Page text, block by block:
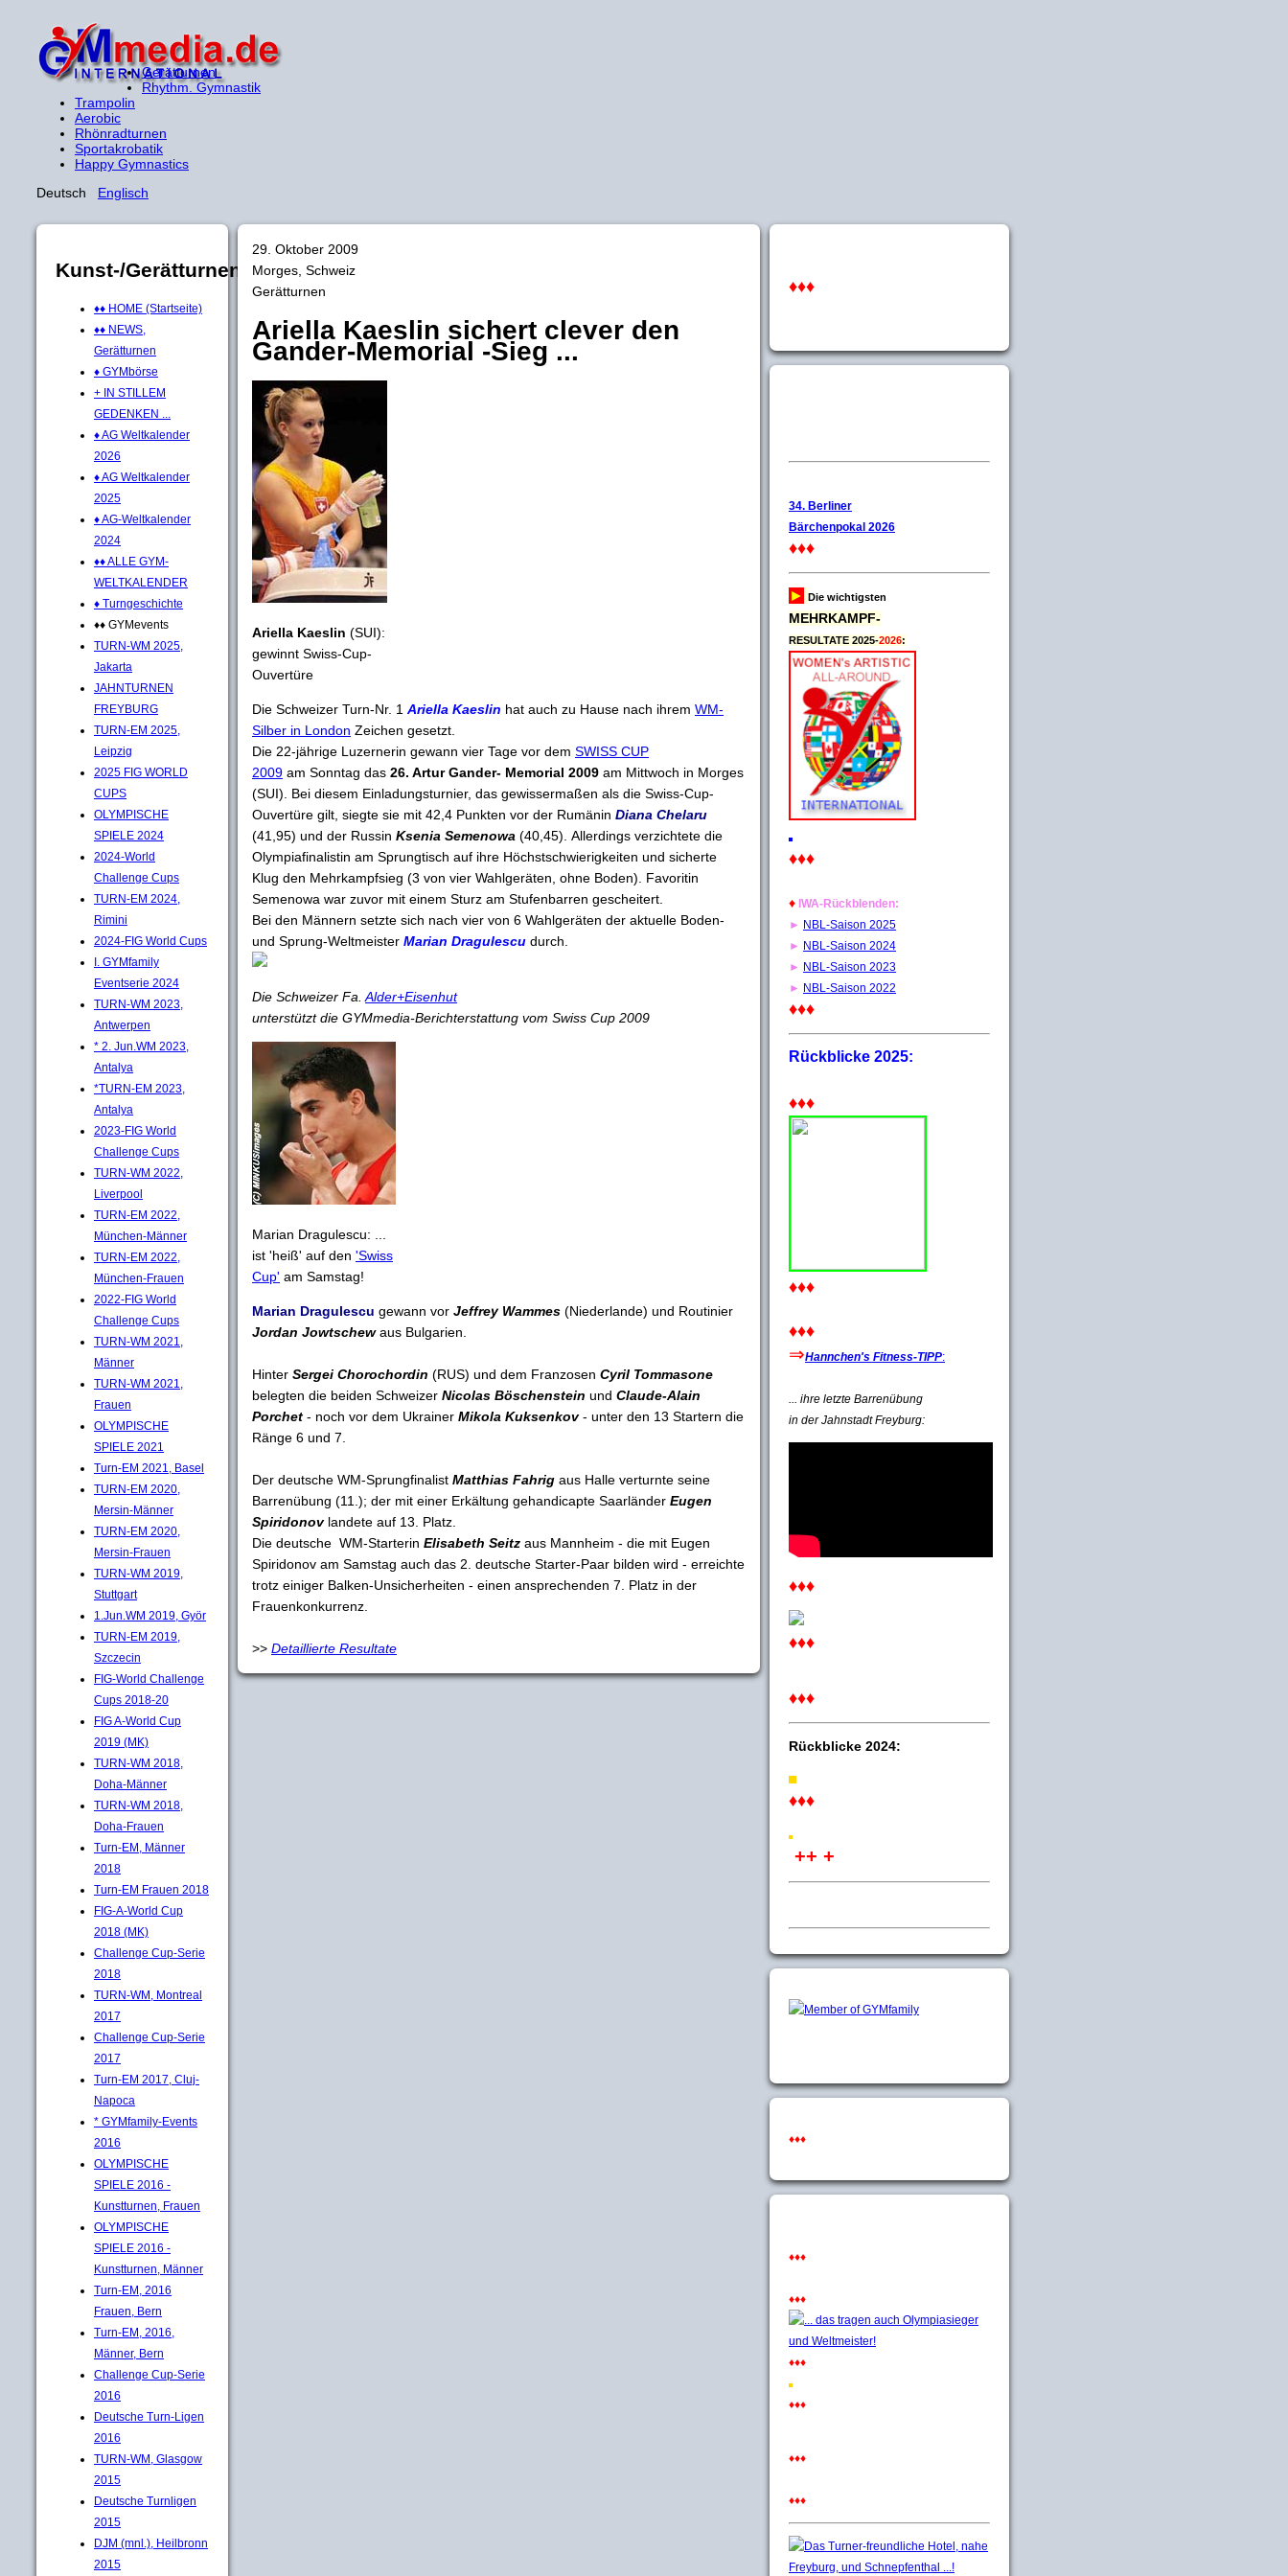
Gerätturnen
Rhythm. Gymnastik
Trampolin
Aerobic
Rhönradturnen
Sportakrobatik
Happy Gymnastics
Deutsch Englisch
Kunst-/Gerätturnen
♦♦ HOME (Startseite)
♦♦ NEWS,
Gerätturnen
♦ GYMbörse
+ IN STILLEM
GEDENKEN ...
♦ AG Weltkalender
2026
♦ AG Weltkalender
2025
♦ AG-Weltkalender
2024
♦♦ ALLE GYM-
WELTKALENDER
♦ Turngeschichte
♦♦ GYMevents
TURN-WM 2025,
Jakarta
JAHNTURNEN
FREYBURG
TURN-EM 2025,
Leipzig
2025 FIG WORLD
CUPS
OLYMPISCHE
SPIELE 2024
2024-World
Challenge Cups
TURN-EM 2024,
Rimini
2024-FIG World Cups
I. GYMfamily
Eventserie 2024
TURN-WM 2023,
Antwerpen
* 2. Jun.WM 2023,
Antalya
*TURN-EM 2023,
Antalya
2023-FIG World
Challenge Cups
TURN-WM 2022,
Liverpool
TURN-EM 2022,
München-Männer
TURN-EM 2022,
München-Frauen
2022-FIG World
Challenge Cups
TURN-WM 2021,
Männer
TURN-WM 2021,
Frauen
OLYMPISCHE
SPIELE 2021
Turn-EM 2021, Basel
TURN-EM 2020,
Mersin-Männer
TURN-EM 2020,
Mersin-Frauen
TURN-WM 2019,
Stuttgart
1.Jun.WM 2019, Györ
TURN-EM 2019,
Szczecin
FIG-World Challenge
Cups 2018-20
FIG A-World Cup
2019 (MK)
TURN-WM 2018,
Doha-Männer
TURN-WM 2018,
Doha-Frauen
Turn-EM, Männer
2018
Turn-EM Frauen 2018
FIG-A-World Cup
2018 (MK)
Challenge Cup-Serie
2018
TURN-WM, Montreal
2017
Challenge Cup-Serie
2017
Turn-EM 2017, Cluj-
Napoca
* GYMfamily-Events
2016
OLYMPISCHE
SPIELE 2016 -
Kunstturnen, Frauen
OLYMPISCHE
SPIELE 2016 -
Kunstturnen, Männer
Turn-EM, 2016
Frauen, Bern
Turn-EM, 2016,
Männer, Bern
Challenge Cup-Serie
2016
Deutsche Turn-Ligen
2016
TURN-WM, Glasgow
2015
Deutsche Turnligen
2015
DJM (mnl.), Heilbronn
2015
29. Oktober 2009
Morges, Schweiz
Gerätturnen
Ariella Kaeslin sichert clever den
Gander-Memorial -Sieg ...
Ariella Kaeslin (SUI):
gewinnt Swiss-Cup-
Ouvertüre
Die Schweizer Turn-Nr. 1 Ariella Kaeslin hat auch zu Hause nach ihrem WM-
Silber in London Zeichen gesetzt.
Die 22-jährige Luzernerin gewann vier Tage vor dem SWISS CUP
2009 am Sonntag das 26. Artur Gander- Memorial 2009 am Mittwoch in Morges
(SUI). Bei diesem Einladungsturnier, das gewissermaßen als die Swiss-Cup-
Ouvertüre gilt, siegte sie mit 42,4 Punkten vor der Rumänin Diana Chelaru
(41,95) und der Russin Ksenia Semenowa (40,45). Allerdings verzichtete die
Olympiafinalistin am Sprungtisch auf ihre Höchstschwierigkeiten und sicherte
Klug den Mehrkampfsieg (3 von vier Wahlgeräten, ohne Boden). Favoritin
Semenowa war zuvor mit einem Sturz am Stufenbarren gescheitert.
Bei den Männern setzte sich nach vier von 6 Wahlgeräten der aktuelle Boden-
und Sprung-Weltmeister Marian Dragulescu durch.
Die Schweizer Fa. Alder+Eisenhut
unterstützt die GYMmedia-Berichterstattung vom Swiss Cup 2009
Marian Dragulescu: ...
ist 'heiß' auf den 'Swiss
Cup' am Samstag!
Marian Dragulescu gewann vor Jeffrey Wammes (Niederlande) und Routinier
Jordan Jowtschewaus Bulgarien.
Hinter Sergei Chorochordin (RUS) und dem Franzosen Cyril Tommasone
belegten die beiden Schweizer Nicolas Böschenstein und Claude-Alain
Porchet - noch vor dem Ukrainer Mikola Kuksenkov- unter den 13 Startern die
Ränge 6 und 7.
Der deutsche WM-Sprungfinalist Matthias Fahrig aus Halle verturnte seine
Barrenübung (11.); der mit einer Erkältung gehandicapte Saarländer Eugen
Spiridonovlandete auf 13. Platz.
Die deutsche WM-Starterin Elisabeth Seitz aus Mannheim - die mit Eugen
Spiridonov am Samstag auch das 2. deutsche Starter-Paar bilden wird - erreichte
trotz einiger Balken-Unsicherheiten - einen ansprechenden 7. Platz in der
Frauenkonkurrenz.
>> Detaillierte Resultate
♦♦♦
34. Berliner
Bärchenpokal 2026
♦♦♦
► Die wichtigsten
MEHRKAMPF-
RESULTATE 2025-2026:
♦♦♦
♦ IWA-Rückblenden:
► NBL-Saison 2025
► NBL-Saison 2024
► NBL-Saison 2023
► NBL-Saison 2022
♦♦♦
Rückblicke 2025:
♦♦♦
♦♦♦
♦♦♦
⇒Hannchen's Fitness-TIPP:
... ihre letzte Barrenübung
in der Jahnstadt Freyburg:
♦♦♦
♦♦♦
♦♦♦
Rückblicke 2024:
♦♦♦
++ +
♦♦♦
♦♦♦
♦♦♦
♦♦♦
♦♦♦
♦♦♦
♦♦♦